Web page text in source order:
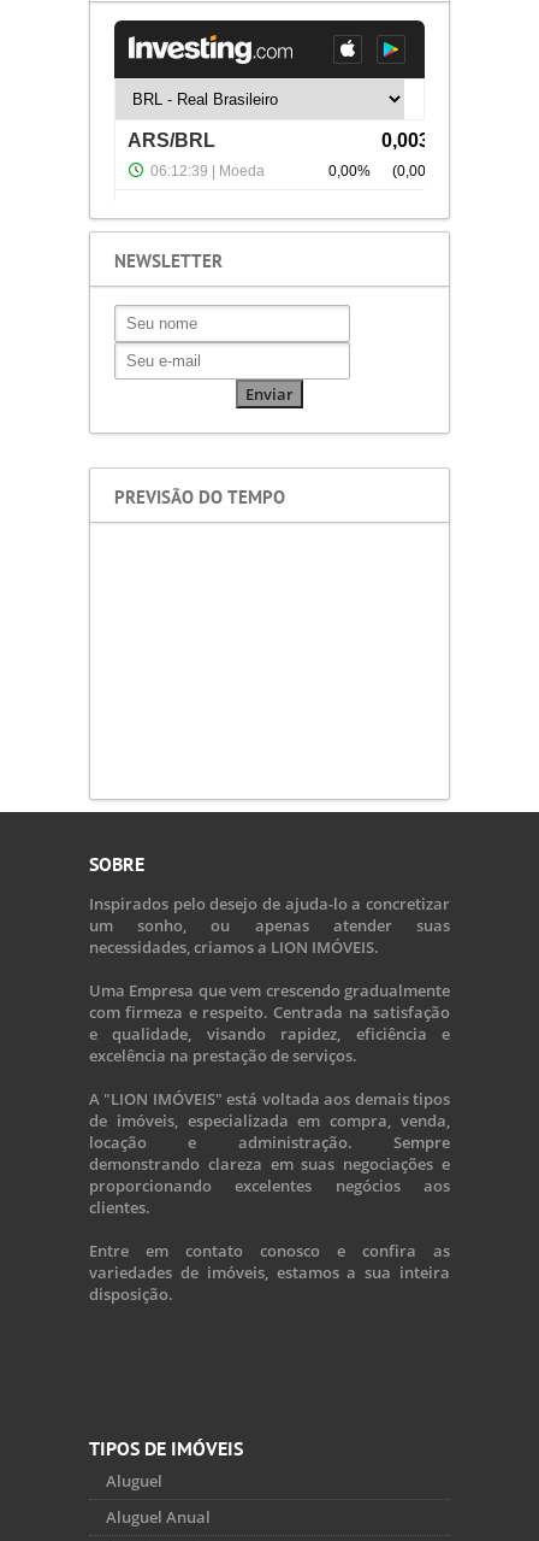
NEWSLETTER
PREVISÃO DO TEMPO
SOBRE
Inspirados pelo desejo de ajuda-lo a concretizar
um sonho, ou apenas atender suas
necessidades, criamos a LION IMÓVEIS.
Uma Empresa que vem crescendo gradualmente
com firmeza e respeito. Centrada na satisfação
e qualidade, visando rapidez, eficiência e
excelência na prestação de serviços.
A "LION IMÓVEIS" está voltada aos demais tipos
de imóveis, especializada em compra, venda,
locação e administração. Sempre
demonstrando clareza em suas negociações e
proporcionando excelentes negócios aos
clientes.
Entre em contato conosco e confira as
variedades de imóveis, estamos a sua inteira
disposição.
TIPOS DE IMÓVEIS
Aluguel
Aluguel Anual